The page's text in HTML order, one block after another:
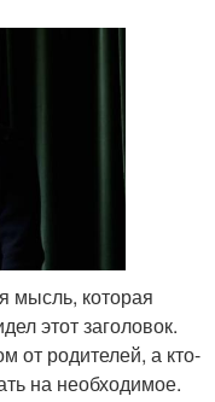
мысль, которая
этот заголовок.
от родителей, а кто-
на необходимое.